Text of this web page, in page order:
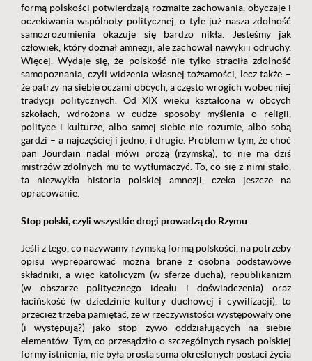
formą polskości potwierdzają rozmaite zachowania, obyczaje i
oczekiwania wspólnoty politycznej, o tyle już nasza zdolność
samozrozumienia okazuje się bardzo nikła. Jesteśmy jak
człowiek, który doznał amnezji, ale zachował nawyki i odruchy.
Więcej. Wydaje się, że polskość nie tylko straciła zdolność
samopoznania, czyli widzenia własnej tożsamości, lecz także –
że patrzy na siebie oczami obcych, a często wrogich wobec niej
tradycji politycznych. Od XIX wieku kształcona w obcych
szkołach, wdrożona w cudze sposoby myślenia o religii,
polityce i kulturze, albo samej siebie nie rozumie, albo sobą
gardzi – a najczęściej i jedno, i drugie. Problem w tym, że choć
pan Jourdain nadal mówi prozą (rzymską), to nie ma dziś
mistrzów zdolnych mu to wytłumaczyć. To, co się z nimi stało,
ta niezwykła historia polskiej amnezji, czeka jeszcze na
opracowanie.
Stop polski, czyli wszystkie drogi prowadzą do Rzymu
Jeśli z tego, co nazywamy rzymską formą polskości, na potrzeby
opisu wypreparować można brane z osobna podstawowe
składniki, a więc katolicyzm (w sferze ducha), republikanizm
(w obszarze politycznego ideału i doświadczenia) oraz
łacińskość (w dziedzinie kultury duchowej i cywilizacji), to
przecież trzeba pamiętać, że w rzeczywistości występowały one
(i występują?) jako stop żywo oddziałujących na siebie
elementów. Tym, co przesądziło o szczególnych rysach polskiej
formy istnienia, nie była prosta suma określonych postaci życia